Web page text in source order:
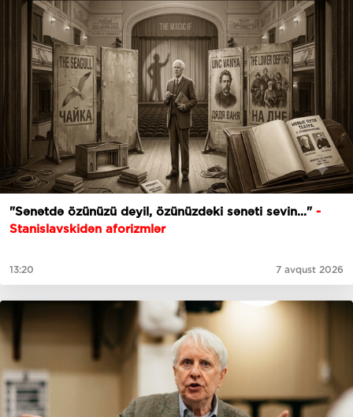
"Sənətdə özünüzü deyil, özünüzdəki sənəti sevin..." -
Stanislavskidən aforizmlər
13:20 7 avqust 2026